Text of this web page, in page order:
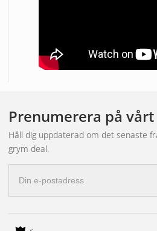
Prenumerera på
Håll dig uppdaterad om det senaste
grym deal.
postadress